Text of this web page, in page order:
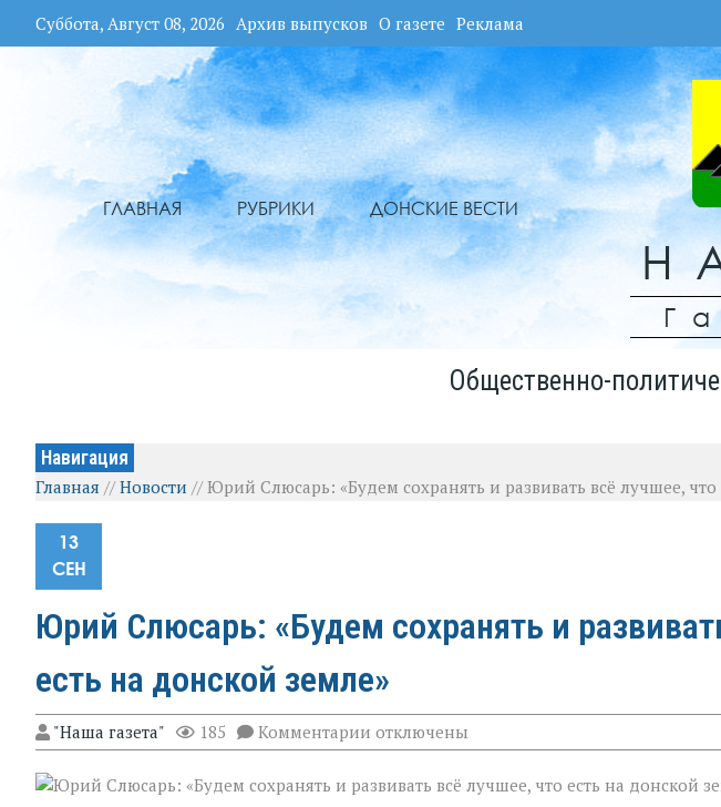
Суббота, Август 08, 2026 Архив выпусков О газете Реклама
ГЛАВНАЯ РУБРИКИ ДОНСКИЕ ВЕСТИ
Общественно-
Навигация
Главная //Новости //Юрий Слюсарь: «Будем сохранять и развивать всё лучшее, что
13
СЕН
Юрий Слюсарь: «Будем сохранять и
есть на донской земле»
"Наша газета" 185 Комментарии к
записи
Слюсарь:
отключены